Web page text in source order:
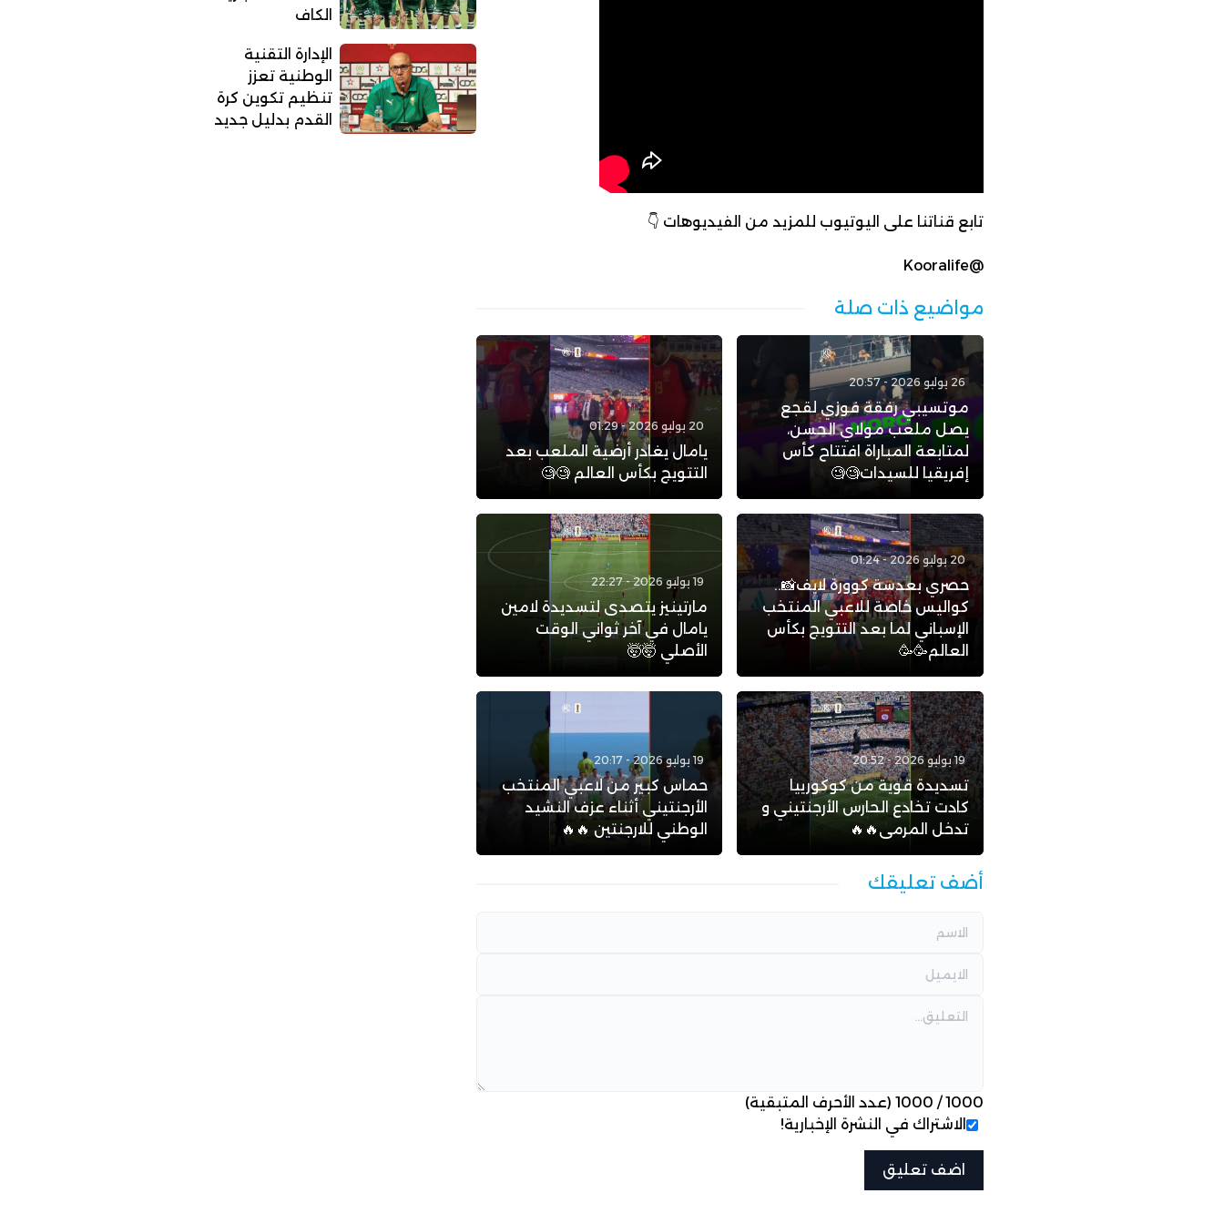
تابع قناتنا على اليوتيوب للمزيد من الفيديوهات 👇
@Kooralife
مواضيع ذات صلة
26 يوليو 2026 - 20:57
موتسيبي رفقة فوزي لقجع
يصل ملعب مولاي الحسن،
لمتابعة المباراة افتتاح كأس
إفريقيا للسيدات🧐🧐
20 يوليو 2026 - 01:29
يامال يغادر أرضية الملعب بعد
التتويج بكأس العالم 🧐🧐
20 يوليو 2026 - 01:24
حصري بعدسة كوورة لايف📸..
كواليس خاصة للاعبي المنتخب
الإسباني لما بعد التتويج بكأس
العالم🥳🥳
19 يوليو 2026 - 22:27
مارتينيز يتصدى لتسديدة لامين
يامال في آخر ثواني الوقت
الأصلي 🤯🤯
19 يوليو 2026 - 20:52
تسديدة قوية من كوكورييا
كادت تخادع الحارس الأرجنتيني و
تدخل المرمى🔥🔥
19 يوليو 2026 - 20:17
حماس كبير من لاعبي المنتخب
الأرجنتيني أثناء عزف النشيد
الوطني للارجنتين 🔥🔥
أضف تعليقك
1000
/
1000 (عدد الأحرف المتبقية)
الاشتراك في النشرة الإخبارية!
الكاف
الإدارة التقنية
الوطنية تعزز
تنظيم تكوين كرة
القدم بدليل جديد